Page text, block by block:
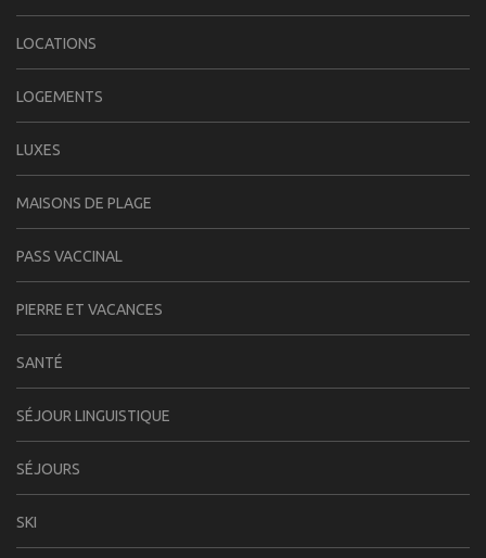
LOCATIONS
LOGEMENTS
LUXES
MAISONS DE PLAGE
PASS VACCINAL
PIERRE ET VACANCES
SANTÉ
SÉJOUR LINGUISTIQUE
SÉJOURS
SKI